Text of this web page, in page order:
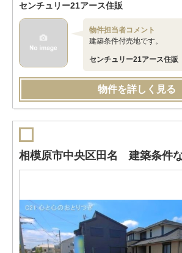
センチュリー21アース住販
物件担当者コメント
建築条件付売地です。
センチュリー21アース住販
物件を詳しく見る
相模原市中央区田名 建築条件